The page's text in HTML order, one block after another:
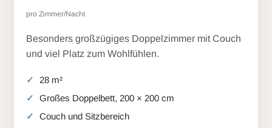
pro Zimmer/Nacht
Besonders großzügiges Doppelzimmer mit Couch
und viel Platz zum Wohlfühlen.
28 m²
Großes Doppelbett, 200 × 200 cm
Couch und Sitzbereich